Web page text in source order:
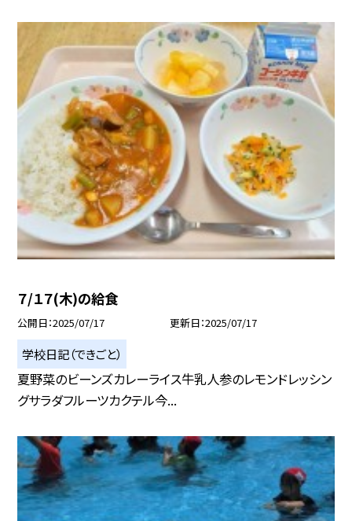
７/１７(木)の給食
公開日 2025/07/17 更新日 2025/07/17
学校日記（できごと）
夏野菜のビーンズカレーライス牛乳人参のレモンドレッシン
グサラダフルーツカクテル今...